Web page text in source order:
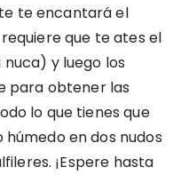
te encantará el
que te ates el
y luego los
para obtener las
lo que tienes que
en dos nudos
¡Espere hasta